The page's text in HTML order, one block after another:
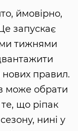
ймовірно,
запускає
тижнями
правил.
може обрати
що ріпак
нині у